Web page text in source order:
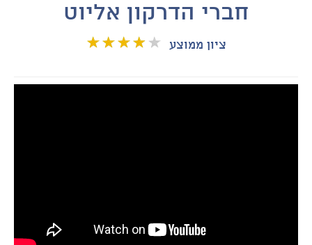
חברי הדרקון אליוט
ציון ממוצע